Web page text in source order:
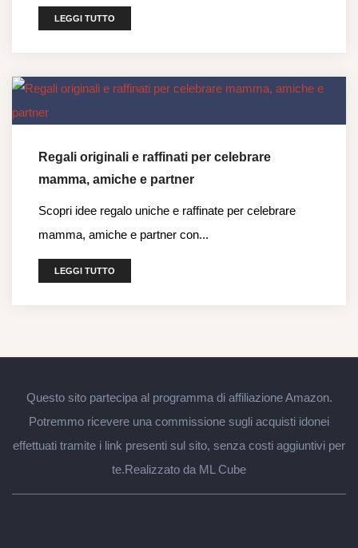
LEGGI TUTTO
Regali originali e raffinati per celebrare
mamma, amiche e partner
Scopri idee regalo uniche e raffinate per celebrare
mamma, amiche e partner con...
LEGGI TUTTO
Questo sito partecipa al programma di affiliazione Amazon.
Potremmo ricevere una commissione sugli acquisti idonei
effettuati tramite i link presenti sul sito, senza costi aggiuntivi per
te.Realizzato da ML Cube